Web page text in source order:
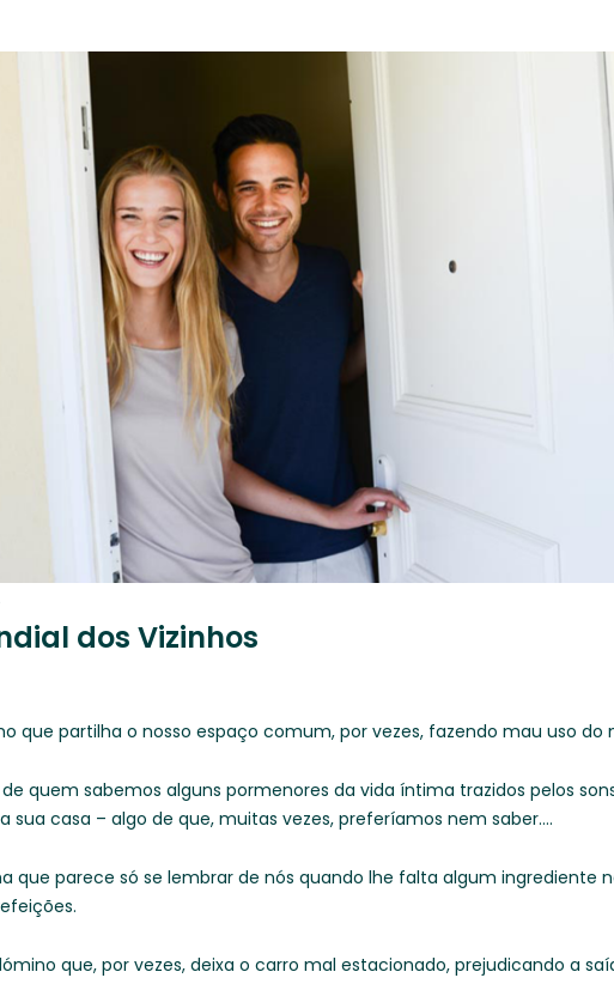
dos Vizinhos
partilha o nosso espaço comum, por vezes, fazendo mau uso do
sabemos alguns pormenores da vida íntima trazidos pelos
sua casa – algo de que, muitas vezes, preferíamos nem saber….
parece só se lembrar de nós quando lhe falta algum ingrediente
que, por vezes, deixa o carro mal estacionado, prejudicando a